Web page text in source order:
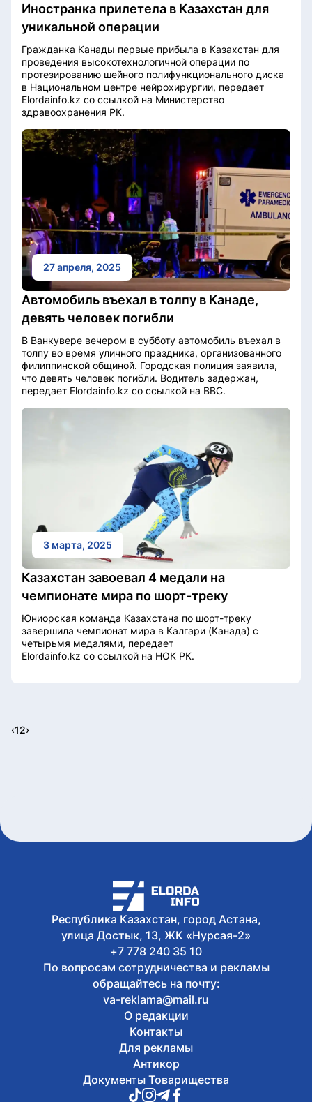
Иностранка прилетела в Казахстан для
уникальной операции
Гражданка Канады первые прибыла в Казахстан для
проведения высокотехнологичной операции по
протезированию шейного полифункционального диска
в Национальном центре нейрохирургии, передает
Elordainfo.kz со ссылкой на Министерство
здравоохранения РК.
27 апреля, 2025
Автомобиль въехал в толпу в Канаде,
девять человек погибли
В Ванкувере вечером в субботу автомобиль въехал в
толпу во время уличного праздника, организованного
филиппинской общиной. Городская полиция заявила,
что девять человек погибли. Водитель задержан,
передает Elordainfo.kz со ссылкой на BBC.
3 марта, 2025
Казахстан завоевал 4 медали на
чемпионате мира по шорт-треку
Юниорская команда Казахстана по шорт-треку
завершила чемпионат мира в Калгари (Канада) с
четырьмя медалями, передает
Elordainfo.kz со ссылкой на НОК РК.
‹12›
Республика Казахстан, город Астана,
улица Достык, 13, ЖК «Нурсая-2»
+7 778 240 35 10
По вопросам сотрудничества и рекламы
обращайтесь на почту:
va-reklama@mail.ru
О редакции
Контакты
Для рекламы
Антикор
Документы Товарищества